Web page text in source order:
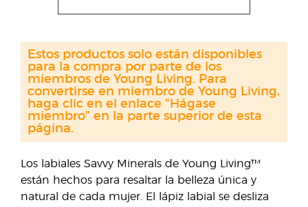
Los labiales Savvy Minerals de Young Living™
están hechos para resaltar la belleza única y
natural de cada mujer. El lápiz labial se desliza
Estos productos solo están disponibles
para la compra por parte de los
miembros de Young Living. Para
convertirse en miembro de Young Living,
haga clic en el enlace "Hágase
miembro" en la parte superior de esta
página.